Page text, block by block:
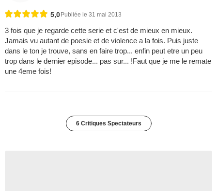
5,0 Publiée le 31 mai 2013
3 fois que je regarde cette serie et c'est de mieux en mieux.
Jamais vu autant de poesie et de violence a la fois. Puis juste
dans le ton je trouve, sans en faire trop... enfin peut etre un peu
trop dans le dernier episode... pas sur... !Faut que je me le remate
une 4eme fois!
6 Critiques Spectateurs